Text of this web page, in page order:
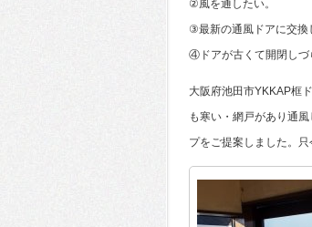
②風を通したい。
③最新の通風ドアに交換
④ドアが古くて開閉しづ
大阪府池田市YKKAP框
も寒い・網戸があり通
プをご提案しました。